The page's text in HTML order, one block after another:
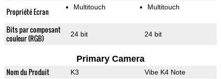
Propriété Ecran Multitouch Multitouch
Bits par composant
couleur (RGB)
24 bit 24 bit
Primary Camera
Nom du Produit K3 Vibe K4 Note